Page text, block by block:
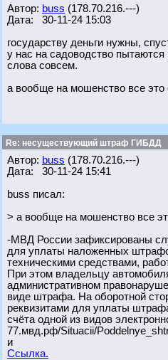
Автор: buss (178.70.216.---)
Дата: 30-11-24 15:03
государству деньги нужны,
у нас на садоводство пытаются
слова совсем.
а вообще на мошенство все это
Re: несуществующий штраф ГИБДД
Автор: buss (178.70.216.---)
Дата: 30-11-24 15:41
buss писал:
> а вообще на мошенство все
-МВД России зафиксированы
для уплаты наложенных
техническими средствами,
При этом владельцу
административном
виде штрафа. На оборотной
реквизитами для уплаты
счёта одной из видов
77.мвд.рф/Situacii/
и
Ссылка.